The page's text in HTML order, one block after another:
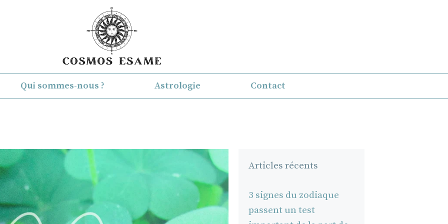
Qui sommes-nous ? Astrologie Contact
Articles récents
3 signes du zodiaque
passent un test